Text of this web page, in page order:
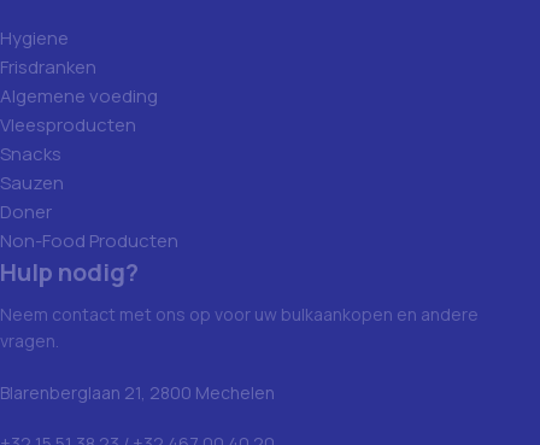
Hygiene
Frisdranken
Algemene voeding
Vleesproducten
Snacks
Sauzen
Doner
Non-Food Producten
Hulp nodig?
Neem contact met ons op voor uw bulkaankopen en andere
vragen.
Blarenberglaan 21, 2800 Mechelen